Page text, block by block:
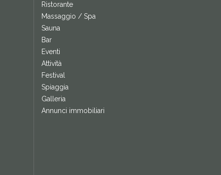
Ristorante
Massaggio / Spa
Sauna
Bar
Eventi
Attività
Festival
Spiaggia
Galleria
Annunci immobiliari